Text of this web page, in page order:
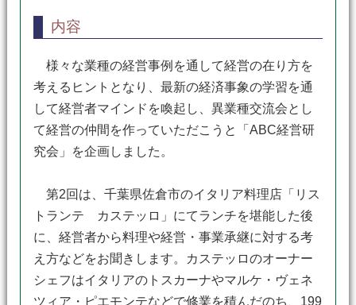
内容
様々な業種の経営事例を通して経営の在り方を
考えるヒントとなり、最新の経済事象の学習を通
して経営者マインドを喚起し、異業種交流会とし
て経営の仲間を作っていただこうと「ABC経営研
究会」を企画しました。
第2回は、千葉県佐倉市のイタリア料理店「リス
トランテ カステッロ」にてランチを堪能した後
に、経営者から料理や経営・事業承継に対する考
え方などをお聞きします。カステッロのオーナー
シェフはイタリアのトスカーナやマルケ・ヴェネ
ツィア・ピエモンテなどで修業を積んだのち、199